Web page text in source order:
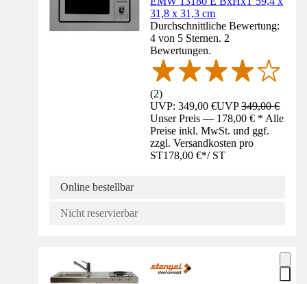
31,8 x 31,3 cm
Durchschnittliche Bewertung:
4 von 5 Sternen. 2
Bewertungen.
(2)
UVP: 349,00 €UVP349,00 €
Unser Preis — 178,00 € * Alle
Preise inkl. MwSt. und ggf.
zzgl. Versandkosten pro
ST178,00 €*/ ST
Online bestellbar
Nicht reservierbar